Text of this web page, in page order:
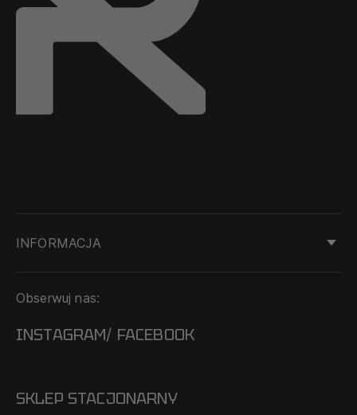
INFORMACJA
DOSTAWA I PŁATNOŚĆ
O NAS
MAPA SERWISU
Obserwuj nas:
INSTAGRAM/ FACEBOOK
SKLEP STACJONARNY